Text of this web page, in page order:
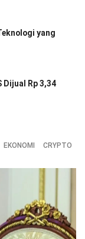
yang
Dijual Rp 3,34
EKONOMI CRYPTO